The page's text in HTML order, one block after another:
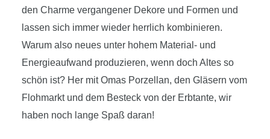
den Charme vergangener Dekore und Formen und
lassen sich immer wieder herrlich kombinieren.
Warum also neues unter hohem Material- und
Energieaufwand produzieren, wenn doch Altes so
schön ist? Her mit Omas Porzellan, den Gläsern vom
Flohmarkt und dem Besteck von der Erbtante, wir
haben noch lange Spaß daran!